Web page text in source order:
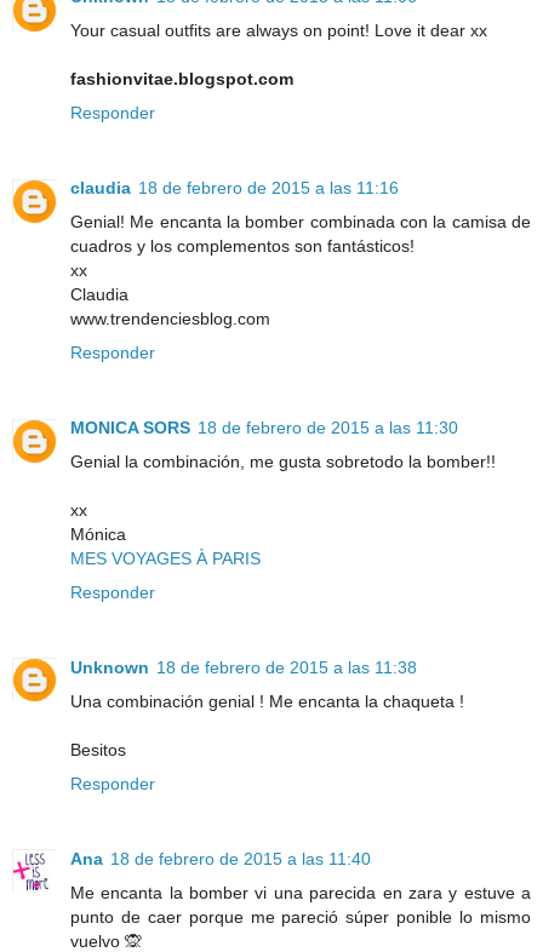
Your casual outfits are always on point! Love it dear xx
fashionvitae.blogspot.com
Responder
claudia 18 de febrero de 2015 a las 11:16
Genial! Me encanta la bomber combinada con la camisa de
cuadros y los complementos son fantásticos!
xx
Claudia
www.trendenciesblog.com
Responder
MONICA SORS 18 de febrero de 2015 a las 11:30
Genial la combinación, me gusta sobretodo la bomber!!
xx
Mónica
MES VOYAGES À PARIS
Responder
Unknown 18 de febrero de 2015 a las 11:38
Una combinación genial ! Me encanta la chaqueta !
Besitos
Responder
Ana 18 de febrero de 2015 a las 11:40
Me encanta la bomber vi una parecida en zara y estuve a
punto de caer porque me pareció súper ponible lo mismo
vuelvo 🙊